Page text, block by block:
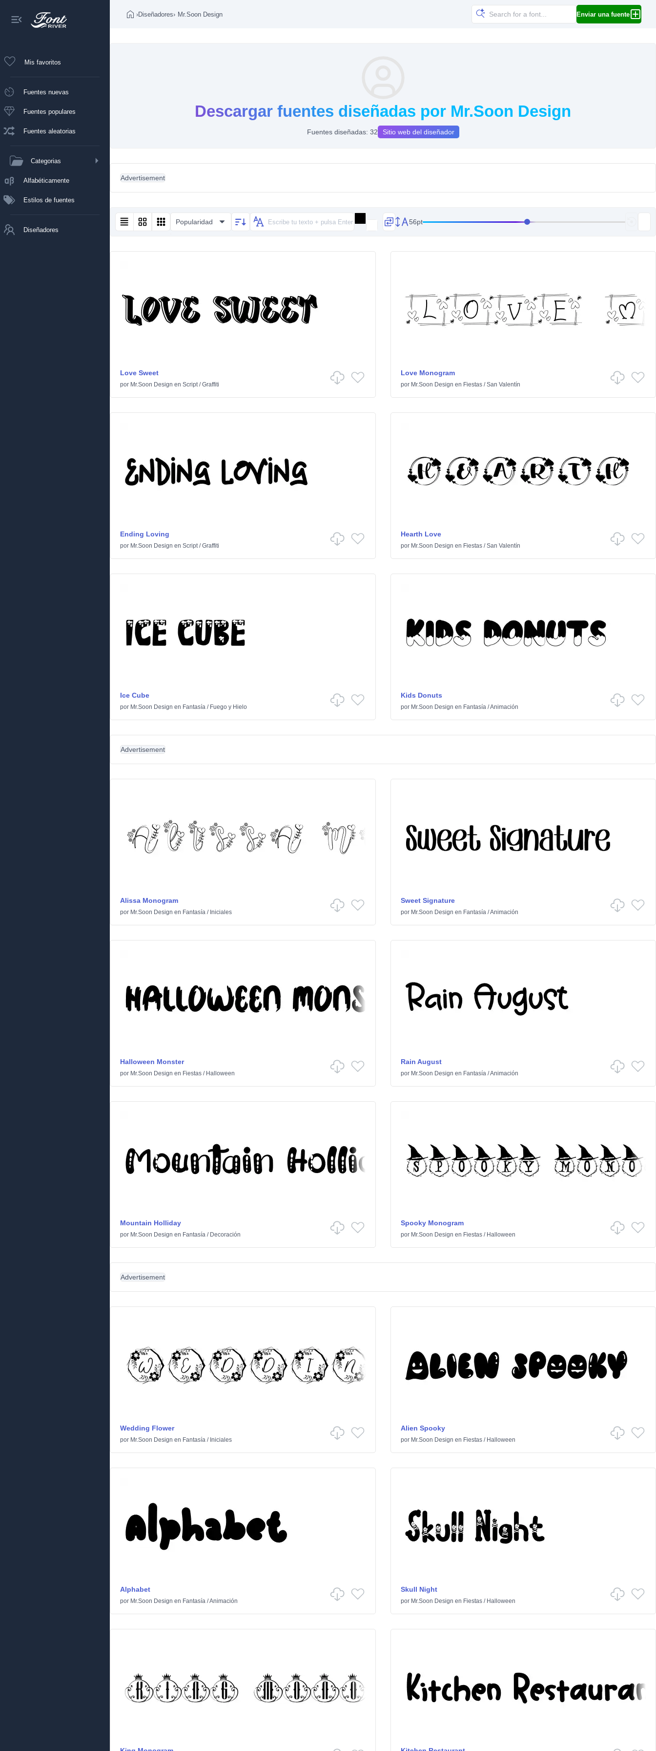
Mis favoritos
Fuentes nuevas
Fuentes populares
Fuentes aleatorias
Categorias
Alfabéticamente
Estilos de fuentes
Diseñadores
›Diseñadores› Mr.Soon Design Enviar una fuente
Descargar fuentes diseñadas por Mr.Soon Design
Fuentes diseñadas: 32 Sitio web del diseñador
Advertisement
Popularidad 56pt
Love Sweet
por Mr.Soon Design en Script/Graffiti
Love Monogram
por Mr.Soon Design en Fiestas/San Valentín
Ending Loving
por Mr.Soon Design en Script/Graffiti
Hearth Love
por Mr.Soon Design en Fiestas/San Valentín
Ice Cube
por Mr.Soon Design en Fantasía / Fuego y Hielo
Kids Donuts
por Mr.Soon Design en Fantasía/Animación
Advertisement
Alissa Monogram
por Mr.Soon Design en Fantasía / Iniciales
Sweet Signature
por Mr.Soon Design en Fantasía/Animación
Halloween Monster
por Mr.Soon Design en Fiestas / Halloween
Rain August
por Mr.Soon Design en Fantasía/Animación
Mountain Holliday
por Mr.Soon Design en Fantasía / Decoración
Spooky Monogram
por Mr.Soon Design en Fiestas/ Halloween
Advertisement
Wedding Flower
por Mr.Soon Design en Fantasía / Iniciales
Alien Spooky
por Mr.Soon Design en Fiestas/ Halloween
Alphabet
por Mr.Soon Design en Fantasía /Animación
Skull Night
por Mr.Soon Design en Fiestas/ Halloween